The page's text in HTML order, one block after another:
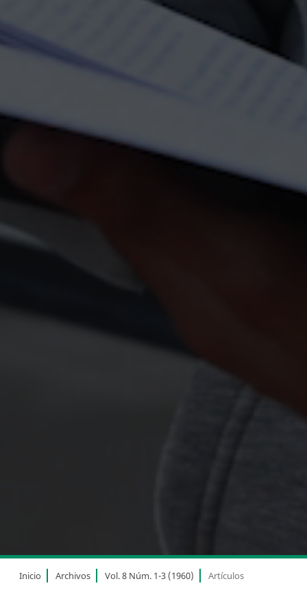
Inicio Archivos Vol. 8 Núm. 1-3 (1960) Artículos